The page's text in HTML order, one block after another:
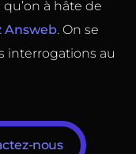
à hâte de
Answeb. On se
interrogations au
nous